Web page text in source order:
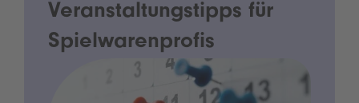
Veranstaltungstipps für
Spielwarenprofis